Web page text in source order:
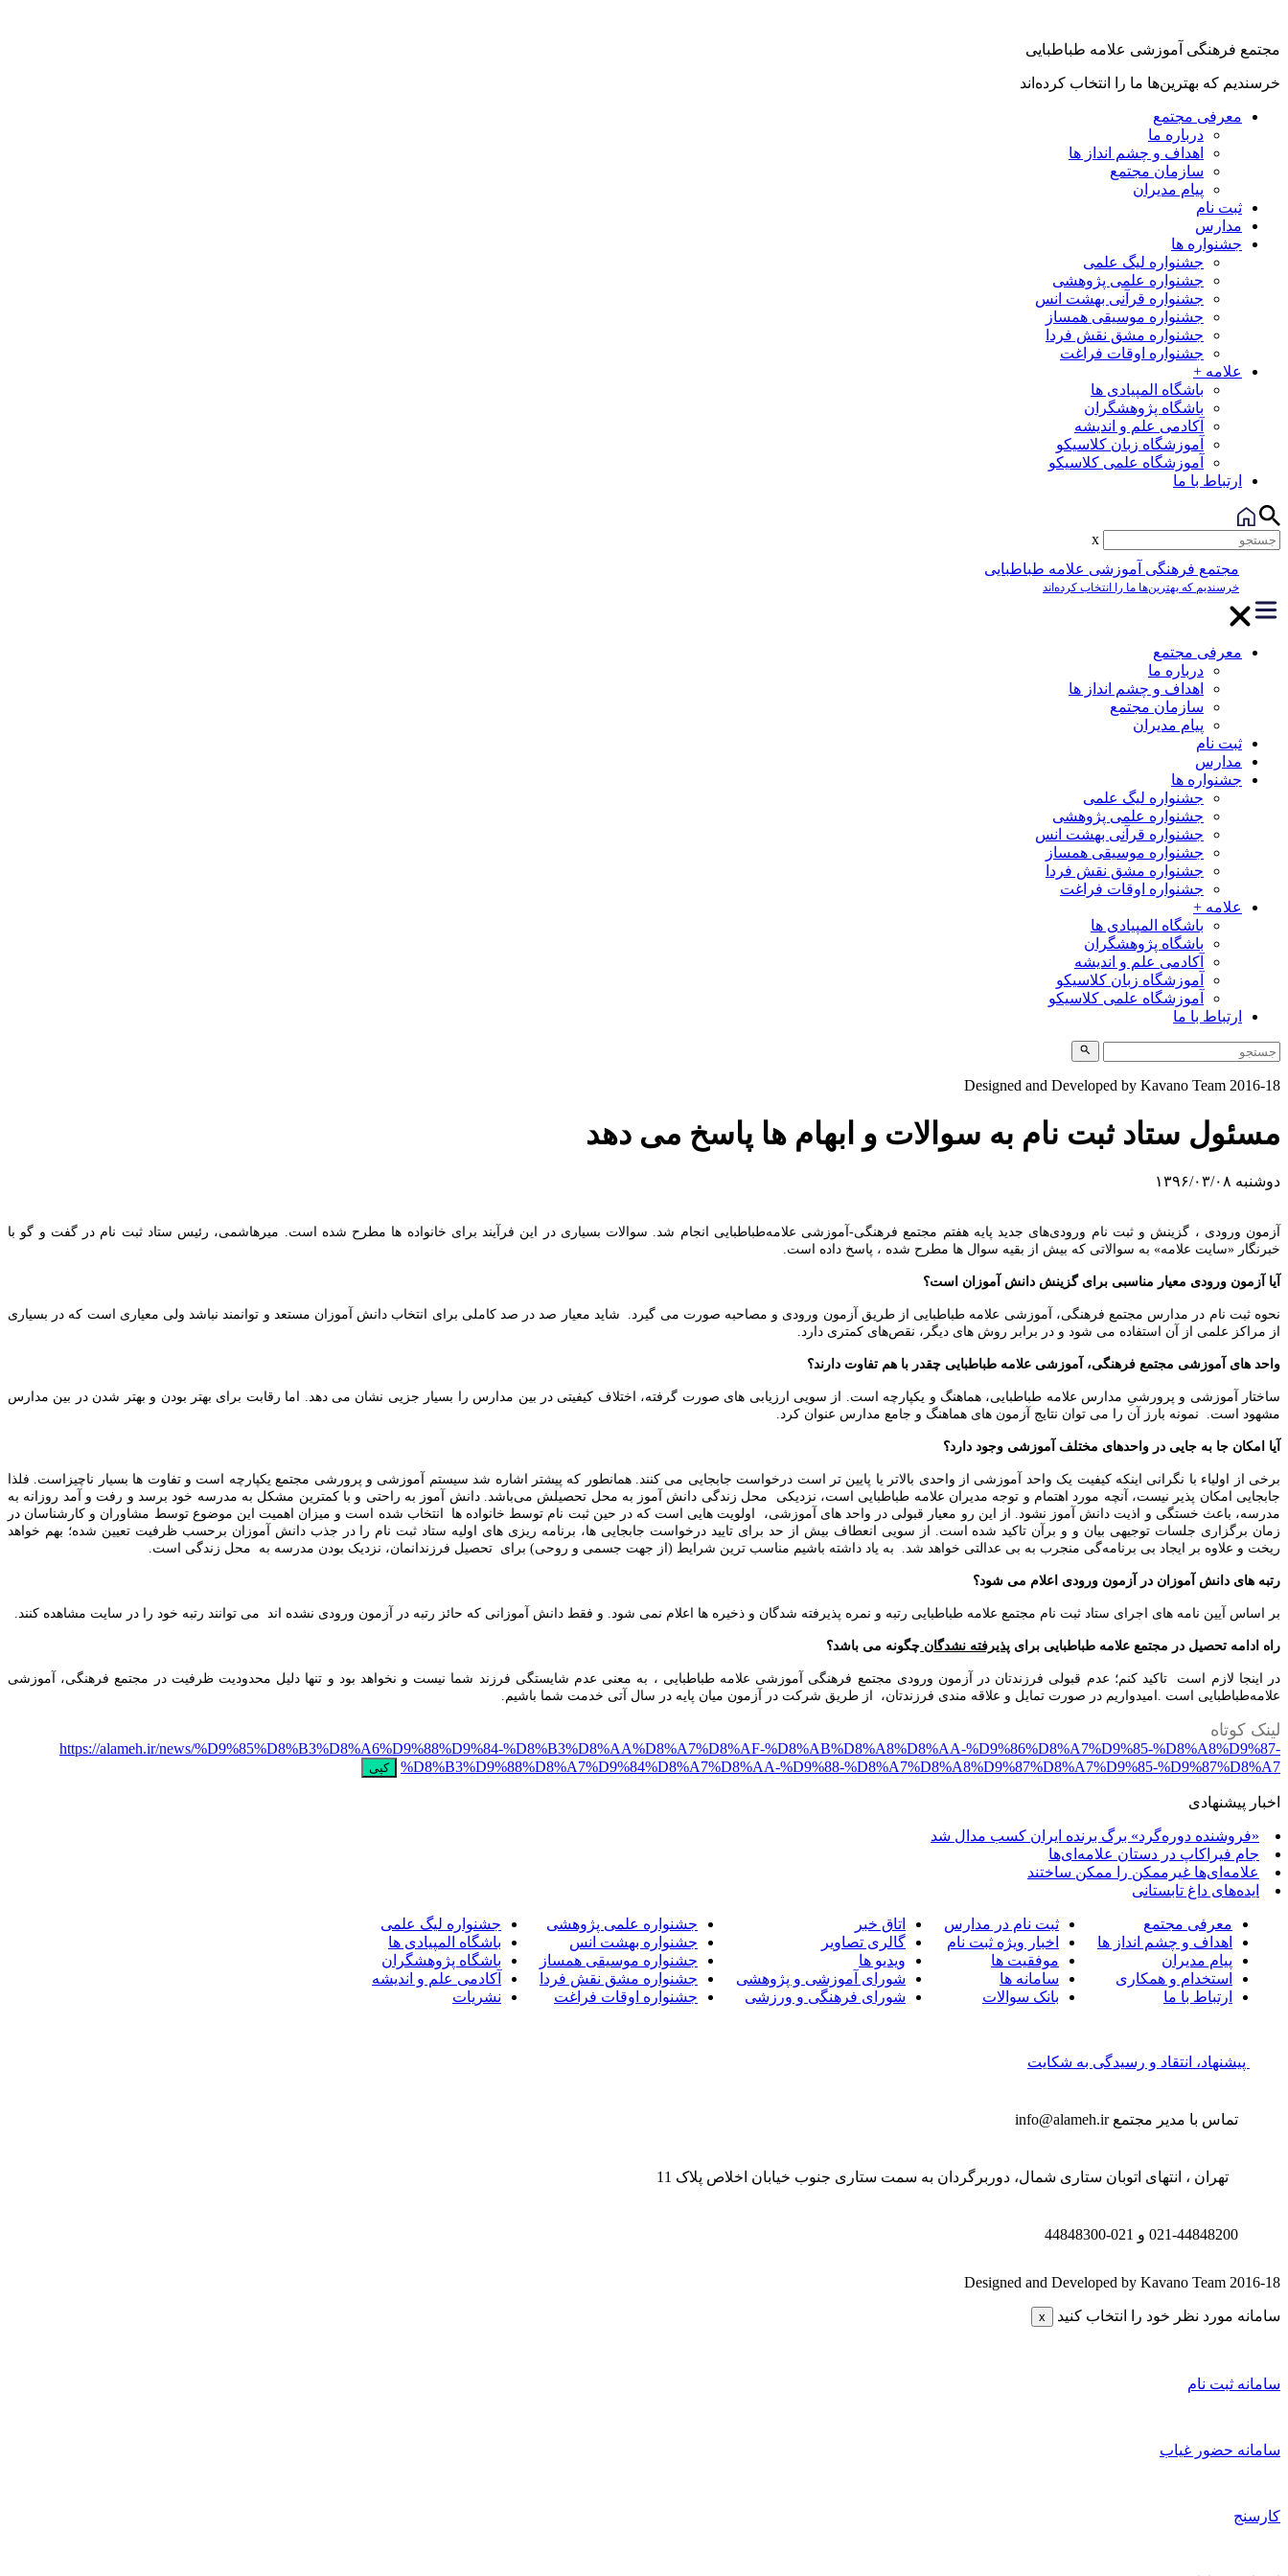
مجتمع فرهنگی آموزشی علامه طباطبایی
خرسندیم که بهترین‌ها ما را انتخاب کرده‌اند
معرفی مجتمع
درباره ما
اهداف و چشم انداز ها
سازمان مجتمع
پیام مدیران
ثبت نام
مدارس
جشنواره ها
جشنواره لیگ علمی
جشنواره علمی پژوهشی
جشنواره قرآنی بهشت انس
جشنواره موسیقی همساز
جشنواره مشق نقش فردا
جشنواره اوقات فراغت
علامه +
باشگاه المپیادی ها
باشگاه پژوهشگران
آکادمی علم و اندیشه
آموزشگاه زبان کلاسیکو
آموزشگاه علمی کلاسیکو
ارتباط با ما
x
مجتمع فرهنگی آموزشی علامه طباطبایی
خرسندیم که بهترین‌ها ما را انتخاب کرده‌اند
معرفی مجتمع
درباره ما
اهداف و چشم انداز ها
سازمان مجتمع
پیام مدیران
ثبت نام
مدارس
جشنواره ها
جشنواره لیگ علمی
جشنواره علمی پژوهشی
جشنواره قرآنی بهشت انس
جشنواره موسیقی همساز
جشنواره مشق نقش فردا
جشنواره اوقات فراغت
علامه +
باشگاه المپیادی ها
باشگاه پژوهشگران
آکادمی علم و اندیشه
آموزشگاه زبان کلاسیکو
آموزشگاه علمی کلاسیکو
ارتباط با ما
Designed and Developed by Kavano Team 2016-18
مسئول ستاد ثبت نام به سوالات و ابهام ها پاسخ می دهد
دوشنبه ۱۳۹۶/۰۳/۰۸
آزمون ورودی ، گزینش و ثبت نام ورودی‌های جدید پایه هفتم مجتمع فرهنگی-آموزشی علامه‌طباطبایی انجام شد. سوالات بسیاری در این فرآیند برای خانواده ها مطرح شده است. میرهاشمی، رئیس ستاد ثبت نام در گفت و گو با
خبرنگار «سایت علامه» به سوالاتی که بیش از بقیه سوال ها مطرح شده ، پاسخ داده است.
آیا آزمون ورودی معیار مناسبی برای گزینش دانش آموزان است؟
نحوه ثبت نام در مدارس مجتمع فرهنگی، آموزشی علامه طباطبایی از طریق آزمون ورودی و مصاحبه صورت می گیرد. شاید معیار صد در صد کاملی برای انتخاب دانش آموزان مستعد و توانمند نباشد ولی معیاری است که در بسیاری
از مراکز علمی از آن استفاده می شود و در برابر روش های دیگر، نقص‌های کمتری دارد.
واحد های آموزشی مجتمع فرهنگی، آموزشی علامه طباطبایی چقدر با هم تفاوت دارند؟
ساختار آموزشی و پرورشیِ مدارس علامه طباطبایی، هماهنگ و یکپارچه است. از سویی ارزیابی های صورت گرفته، اختلاف کیفیتی در بین مدارس را بسیار جزیی نشان می دهد. اما رقابت برای بهتر بودن و بهتر شدن در بین مدارس
مشهود است. نمونه بارز آن را می توان نتایج آزمون های هماهنگ و جامع مدارس عنوان کرد.
آیا امکان جا به جایی در واحدهای مختلف آموزشی وجود دارد؟
برخی از اولیاء با نگرانی اینکه کیفیت یک واحد آموزشی از واحدی بالاتر یا پایین تر است درخواست جابجایی می کنند. همانطور که پیشتر اشاره شد سیستم آموزشی و پرورشی مجتمع یکپارچه است و تفاوت ها بسیار ناچیزاست. فلذا
جابجایی امکان پذیر نیست، آنچه مورد اهتمام و توجه مدیران علامه طباطبایی است، نزدیکی محل زندگی دانش آموز به محل تحصیلش می‌باشد. دانش آموز به راحتی و با کمترین مشکل به مدرسه خود برسد و رفت و آمد روزانه به
مدرسه، باعث خستگی و اذیت دانش آموز نشود. از این رو معیار قبولی در واحد های آموزشی، اولویت هایی است که در حین ثبت نام توسط خانواده ها انتخاب شده است و میزان اهمیت این موضوع توسط مشاوران و کارشناسان در
زمان برگزاری جلسات توجیهی بیان و و برآن تاکید شده است. از سویی انعطاف بیش از حد برای تایید درخواست جابجایی ها، برنامه ریزی های اولیه ستاد ثبت نام را در جذب دانش آموزان برحسب ظرفیت تعیین شده؛ بهم خواهد
ریخت و علاوه بر ایجاد بی برنامه‌گی منجرب به بی عدالتی خواهد شد. به یاد داشته باشیم مناسب ترین شرایط (از جهت جسمی و روحی) برای تحصیل فرزندانمان، نزدیک بودن مدرسه به محل زندگی است.
رتبه های دانش آموزان در آزمون ورودی اعلام می شود؟
بر اساس آیین نامه های اجرای ستاد ثبت نام مجتمع علامه طباطبایی رتبه و نمره پذیرفته شدگان و ذخیره ها اعلام نمی شود. و فقط دانش آموزانی که حائز رتبه در آزمون ورودی نشده اند می توانند رتبه خود را در سایت مشاهده کنند.
راه ادامه تحصیل در مجتمع علامه طباطبایی برای پذیرفته نشدگان چگونه می باشد؟
در اینجا لازم است تاکید کنم؛ عدم قبولی فرزندتان در آزمون ورودی مجتمع فرهنگی آموزشی علامه طباطبایی ، به معنی عدم شایستگی فرزند شما نیست و نخواهد بود و تنها دلیل محدودیت ظرفیت در مجتمع فرهنگی، آموزشی
علامه‌طباطبایی است .امیدواریم در صورت تمایل و علاقه مندی فرزندتان، از طریق شرکت در آزمون میان پایه در سال آتی خدمت شما باشیم.
لینک کوتاه
https://alameh.ir/news/%D9%85%D8%B3%D8%A6%D9%88%D9%84-%D8%B3%D8%AA%D8%A7%D8%AF-%D8%AB%D8%A8%D8%AA-%D9%86%D8%A7%D9%85-%D8%A8%D9%87-
%D8%B3%D9%88%D8%A7%D9%84%D8%A7%D8%AA-%D9%88-%D8%A7%D8%A8%D9%87%D8%A7%D9%85-%D9%87%D8%A7
کپی
اخبار پیشنهادی
«فروشنده دوره‌گرد» برگ برنده ایران کسب مدال شد
جام فیراکاپ در دستان علامه‌ای‌ها
علامه‌ای‌ها غیرممکن را ممکن ساختند
ایده‌های داغ تابستانی
معرفی مجتمع
اهداف و چشم انداز ها
پیام مدیران
استخدام و همکاری
ارتباط با ما
ثبت نام در مدارس
اخبار ویژه ثبت نام
موفقیت ها
سامانه ها
بانک سوالات
اتاق خبر
گالری تصاویر
ویدیو ها
شورای آموزشی و پژوهشی
شورای فرهنگی و ورزشی
جشنواره علمی پژوهشی
جشنواره بهشت انس
جشنواره موسیقی همساز
جشنواره مشق نقش فردا
جشنواره اوقات فراغت
جشنواره لیگ علمی
باشگاه المپیادی ها
باشگاه پژوهشگران
آکادمی علم و اندیشه
نشریات
پیشنهاد، انتقاد و رسیدگی به شکایت
تماس با مدیر مجتمعinfo@alameh.ir
تهران ، انتهای اتوبان ستاری شمال، دوربرگردان به سمت ستاری جنوب خیابان اخلاص پلاک 11
021-44848200 و 021-44848300
Designed and Developed by Kavano Team 2016-18
سامانه مورد نظر خود را انتخاب کنید x
سامانه ثبت نام
سامانه حضور غیاب
کارسنج